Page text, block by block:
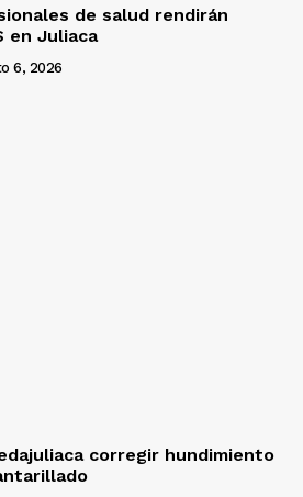
de salud rendirán
en Juliaca
6, 2026
corregir hundimiento